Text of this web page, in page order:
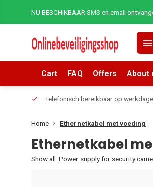
NU BESCHIKBAAR SMS en email
Cart FAQ Offers About
Telefonisch bereikbaar op
Home Ethernetkabel met voeding
Ethernetkabel
Show all: Power supply for security